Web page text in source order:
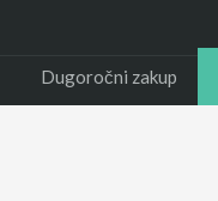
Dugoročni zakup